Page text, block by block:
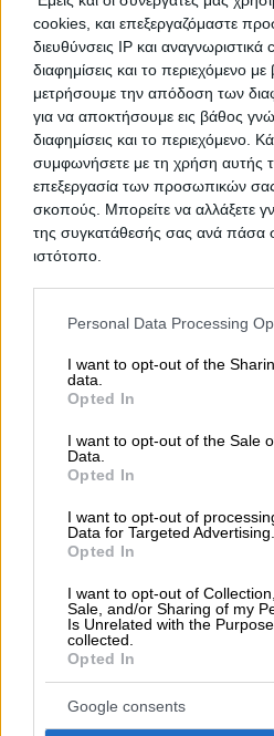
cookies, και επεξεργαζόμαστε
διευθύνσεις IP και
διαφημίσεις και το περιεχόμενο
μετρήσουμε την απόδοση των
για να αποκτήσουμε εις βάθος
διαφημίσεις και το περιεχόμενο.
συμφωνήσετε με τη χρήση αυτής
επεξεργασία των προσωπικών
σκοπούς. Μπορείτε να αλλάξετε
της συγκατάθεσής σας ανά πάσα
ιστότοπο.
Please note that this website/app
and may gather and store
to Google and its third-party
purposes in below Google consent
Personal Data Processing
I want to opt-out of the
data.
Opted In
I want to opt-out of the Sale
Data.
Opted In
I want to opt-out of
Data for Targeted Advertising.
Opted In
I want to opt-out of
Sale, and/or Sharing of my
Is Unrelated with the
collected.
Opted In
Google consents
Τοποθέτηση κλιματισμού
Ανταλλακτικά – E-shop
Στοιχεία Αναζήτησης:
Τροχοσπιτων,Service
Camping,Van, Τροχοσκηνες,
Εξοπλισμος Καμπινγκ,Σκηνες
Ωράριο Λειτουργίας
Δευτέρα έως Παρασκευή από
Σάββατο από 09:00 έως 17:00
Σάββατο από 09:00 έως 15:00
Περιοχές που Εξυπηρετεί
Αποστολή σε όλη την Ελλάδα
Με πιστωτική κάρτα
Με χρεωστική
Με αντικαταβολή
Με μετρητά στην έδρα της
Κατάθεση σε τραπεζικό